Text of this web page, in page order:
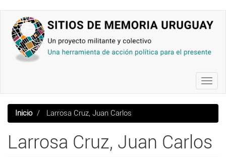
contenido
principal
Inicio Larrosa Cruz, Juan Carlos
Larrosa Cruz, Juan Carlos